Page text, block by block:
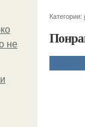
не
Категории: